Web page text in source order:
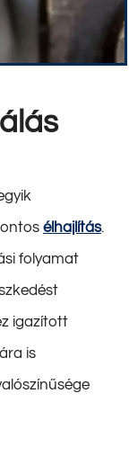
élhajlítás.
folyamat
igazított
is